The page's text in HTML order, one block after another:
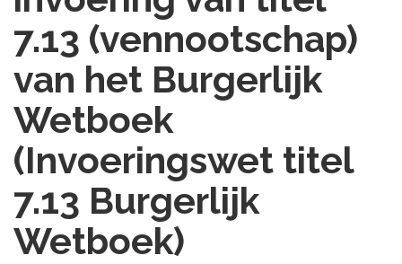
7.13 (vennootschap)
van het Burgerlijk
Wetboek
(Invoeringswet titel
7.13 Burgerlijk
Wetboek)